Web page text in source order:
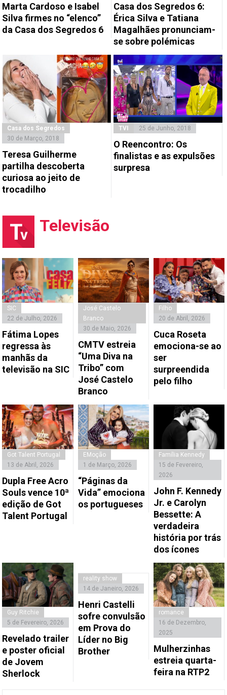
Marta Cardoso e Isabel
Silva firmes no “elenco”
da Casa dos Segredos 6
Casa dos Segredos 6:
Érica Silva e Tatiana
Magalhães pronunciam-
se sobre polémicas
Casa dos Segredos
30 de Março, 2018
Teresa Guilherme
partilha descoberta
curiosa ao jeito de
trocadilho
TVI 25 de Junho, 2018
O Reencontro: Os
finalistas e as expulsões
surpresa
Televisão
SIC
22 de Julho, 2026
Fátima Lopes
regressa às
manhãs da
televisão na SIC
José Castelo
Branco
30 de Maio, 2026
CMTV estreia
“Uma Diva na
Tribo” com
José Castelo
Branco
Filho
20 de Abril, 2026
Cuca Roseta
emociona-se ao
ser
surpreendida
pelo filho
Got Talent Portugal
13 de Abril, 2026
Dupla Free Acro
Souls vence 10ª
edição de Got
Talent Portugal
EMoção
1 de Março, 2026
“Páginas da
Vida” emociona
os portugueses
Família Kennedy
15 de Fevereiro,
2026
John F. Kennedy
Jr. e Carolyn
Bessette: A
verdadeira
história por trás
dos ícones
Guy Ritchie
5 de Fevereiro, 2026
Revelado trailer
e poster oficial
de Jovem
Sherlock
reality show
14 de Janeiro, 2026
Henri Castelli
sofre convulsão
em Prova do
Líder no Big
Brother
romance
16 de Dezembro,
2025
Mulherzinhas
estreia quarta-
feira na RTP2